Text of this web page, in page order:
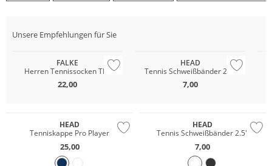
Unsere Empfehlungen für Sie
FALKE
Herren Tennissocken TE2
22,00
HEAD
Tennis Schweißbänder 2.5"
7,00
HEAD
Tenniskappe Pro Player
25,00
HEAD
Tennis Schweißbänder 2.5"
7,00